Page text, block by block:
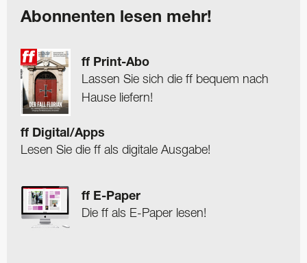
Abonnenten lesen mehr!
ff Print-Abo
Lassen Sie sich die ff bequem nach
Hause liefern!
ff Digital/Apps
Lesen Sie die ff als digitale Ausgabe!
ff E-Paper
Die ff als E-Paper lesen!